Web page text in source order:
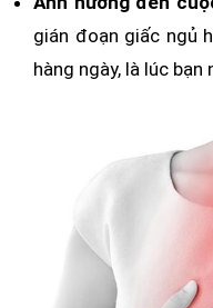
gián đoạn giấc ngủ
hàng ngày, là lúc